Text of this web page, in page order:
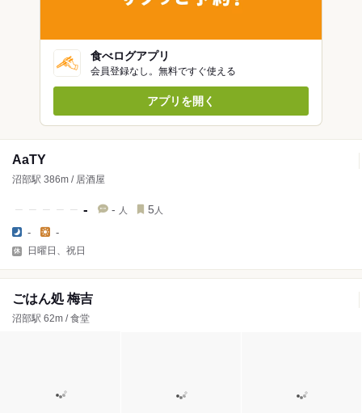
食べログアプリ
会員登録なし。無料ですぐ使える
アプリを開く
AaTY
沼部駅 386m / 居酒屋
- - 人 5 人
- -
日曜日、祝日
ごはん処 梅吉
沼部駅 62m / 食堂